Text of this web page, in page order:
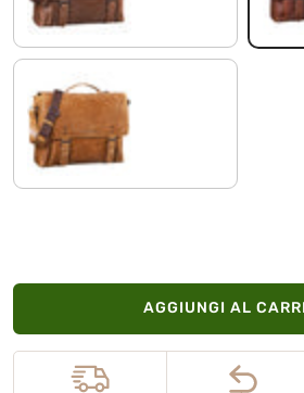
taranto - marrone
AGGIUNGI AL